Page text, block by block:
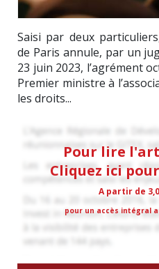
Saisi par deux
de Paris annule, par un
23 juin 2023, l’agrément
Premier ministre à
les droits...
Pour lire
Cliquez ici
A partir de
pour un accès intégral